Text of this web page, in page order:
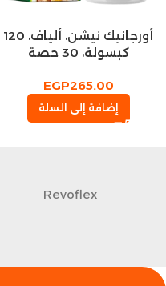
أورجانيك نيشن، ألياف، 120
كبسولة، 30 حصة
EGP265.00
إضافة إلى السلة
Revoflex